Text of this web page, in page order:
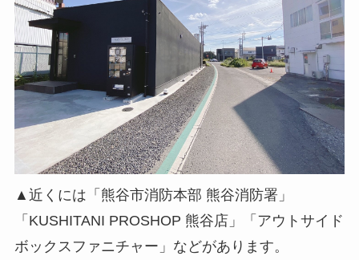
▲近くには「熊谷市消防本部 熊谷消防署」
「KUSHITANI PROSHOP 熊谷店」「アウトサイド
ボックスファニチャー」などがあります。